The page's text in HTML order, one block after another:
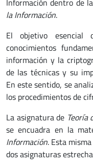
Información dentro de
la Información.
El objetivo
conocimientos
información y la
de las técnicas y su
En este sentido, se
los procedimientos de
La asignatura de Teoría
se encuadra en la
Información. Esta
dos asignaturas